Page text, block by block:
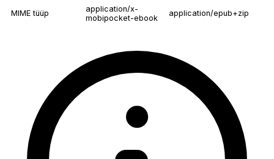
MIME tüüp
application/x-
mobipocket-ebook
application/epub+zip